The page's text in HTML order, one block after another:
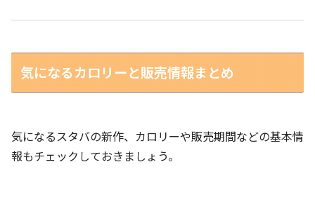
気になるカロリーと販売情報まとめ
気になるスタバの新作、カロリーや販売期間などの基本情
報もチェックしておきましょう。